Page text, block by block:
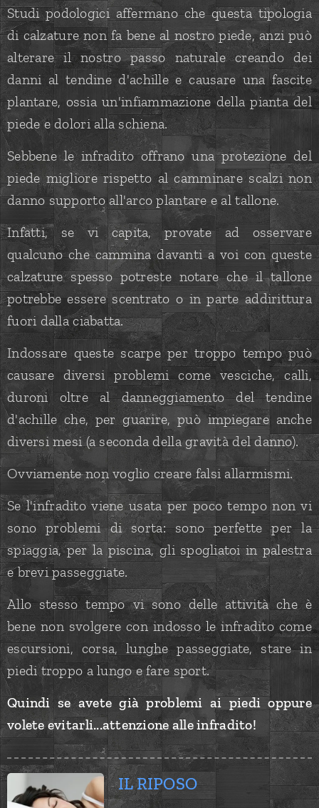
Studi podologici affermano che questa tipologia
di calzature non fa bene al nostro piede, anzi può
alterare il nostro passo naturale creando dei
danni al tendine d'achille e causare una fascite
plantare, ossia un'infiammazione della pianta del
piede e dolori alla schiena.
Sebbene le infradito offrano una protezione del
piede migliore rispetto al camminare scalzi non
danno supporto all'arco plantare e al tallone.
Infatti, se vi capita, provate ad osservare
qualcuno che cammina davanti a voi con queste
calzature spesso potreste notare che il tallone
potrebbe essere scentrato o in parte addirittura
fuori dalla ciabatta.
Indossare queste scarpe per troppo tempo può
causare diversi problemi come vesciche, calli,
duroni oltre al danneggiamento del tendine
d'achille che, per guarire, può impiegare anche
diversi mesi (a seconda della gravità del danno).
Ovviamente non voglio creare falsi allarmismi.
Se l'infradito viene usata per poco tempo non vi
sono problemi di sorta: sono perfette per la
spiaggia, per la piscina, gli spogliatoi in palestra
e brevi passeggiate.
Allo stesso tempo vi sono delle attività che è
bene non svolgere con indosso le infradito come
escursioni, corsa, lunghe passeggiate, stare in
piedi troppo a lungo e fare sport.
Quindi se avete già problemi ai piedi oppure
volete evitarli...attenzione alle infradito!
ILRIPOSO